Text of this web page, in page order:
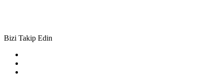
Bizi Takip Edin